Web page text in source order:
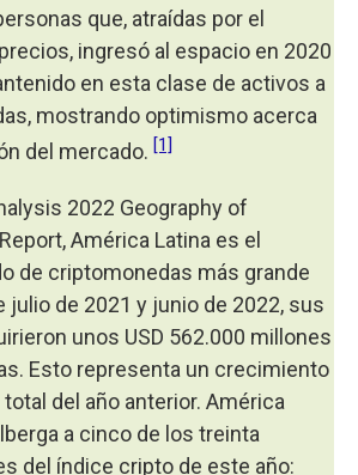
que, atraídas por el
ingresó al espacio en 2020
en esta clase de activos a
mostrando optimismo acerca
del mercado. [1]
2022 Geography of
América Latina es el
de criptomonedas más grande
julio de 2021 y junio de 2022, sus
unos USD 562.000 millones
Esto representa un crecimiento
del año anterior. América
a cinco de los treinta
del índice cripto de este año: